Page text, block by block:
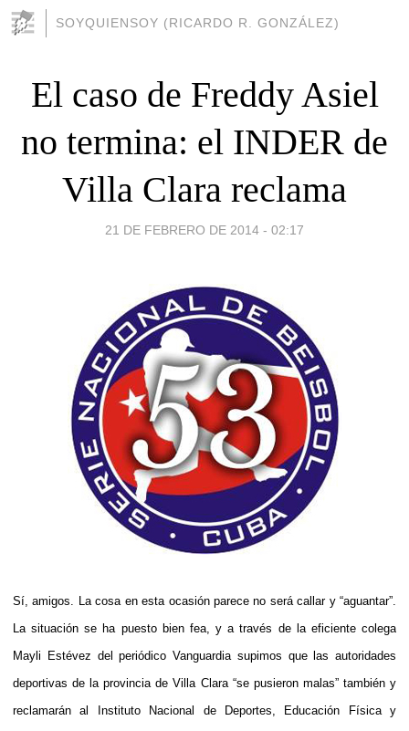
SOYQUIENSOY (RICARDO R. GONZÁLEZ)
El caso de Freddy Asiel
no termina: el INDER de
Villa Clara reclama
21 DE FEBRERO DE 2014 - 02:17
Sí, amigos. La cosa en esta ocasión parece no será callar y “aguantar”.
La situación se ha puesto bien fea, y a través de la eficiente colega
Mayli Estévez del periódico Vanguardia supimos que las autoridades
deportivas de la provincia de Villa Clara “se pusieron malas” también y
reclamarán al Instituto Nacional de Deportes, Educación Física y